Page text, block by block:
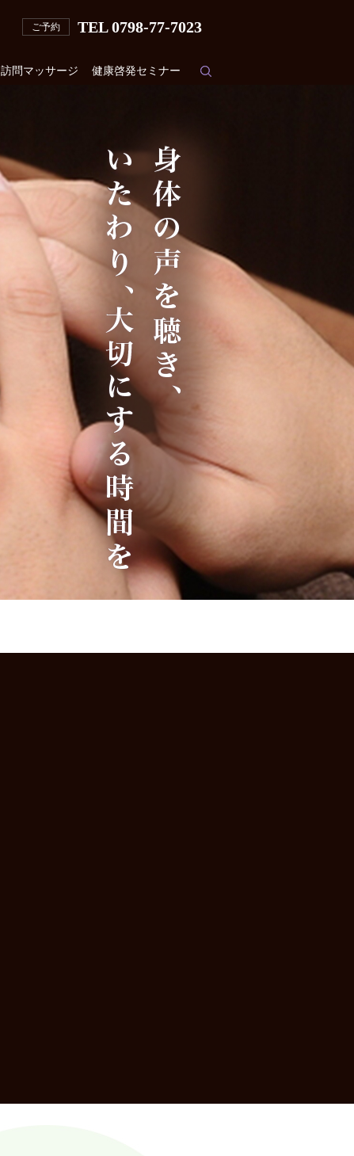
ご予約 TEL 0798-77-7023
訪問マッサージ 健康啓発セミナー